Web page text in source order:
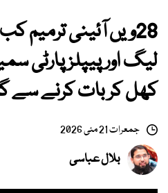
28ویں آئینی
لیگ اور پیپلز پارٹی
کھل کر بات کرنے سے
جمعرات 21 مئی 2026
بلال عباسی